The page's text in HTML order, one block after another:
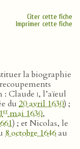
Citer cette fiche
Imprimer cette fiche
la biographie
: Claude i, l’aïeul
du 20 avril 1630) ;
ermai 1630,
) ; et Nicolas, le
8 octobre 1646au